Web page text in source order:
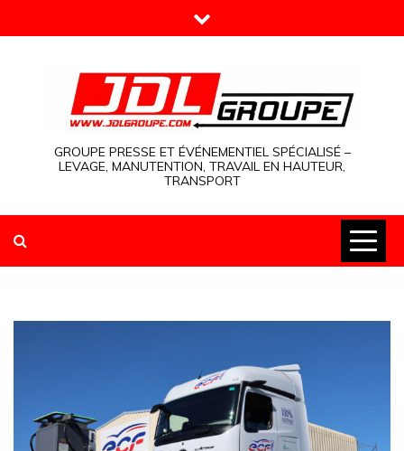
to
GROUPE PRESSE ET ÉVÉNEMENTIEL SPÉCIALISÉ –
LEVAGE, MANUTENTION, TRAVAIL EN HAUTEUR,
TRANSPORT